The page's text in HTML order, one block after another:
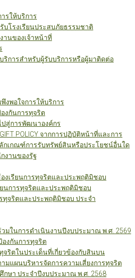
รให้บริการ
บโรงเรียนประสบภัยธรรมชาติ
านของเจ้าหน้าที่
ริการสำหรับผู้รับบริการหรือผู้มาติดต่อ
งพอใจการให้บริการ
งกันการทุจริต
ปสู่การพัฒนาองค์กร
POLICY จากการปฏิบัติหน้าที่และการ
ลักเกณฑ์การรับทรัพย์สินหรือประโยชน์อื่นใด
งานของรัฐ
งเรียนการทุจริตและประพฤติมิชอบ
ยนการทุจริตและประพฤติมิชอบ
ทุจริตและประพฤติมิชอบ ประจำ
มในการดำเนินงานปีงบประมาณ พ.ศ. 2569
องกันการทุจริต
จริตในประเด็นที่เกี่ยวข้องกับสินบน
มแผนบริหารจัดการความเสี่ยงการทุจริต
ษา ประจำปีงบประมาณ พ.ศ. 2568